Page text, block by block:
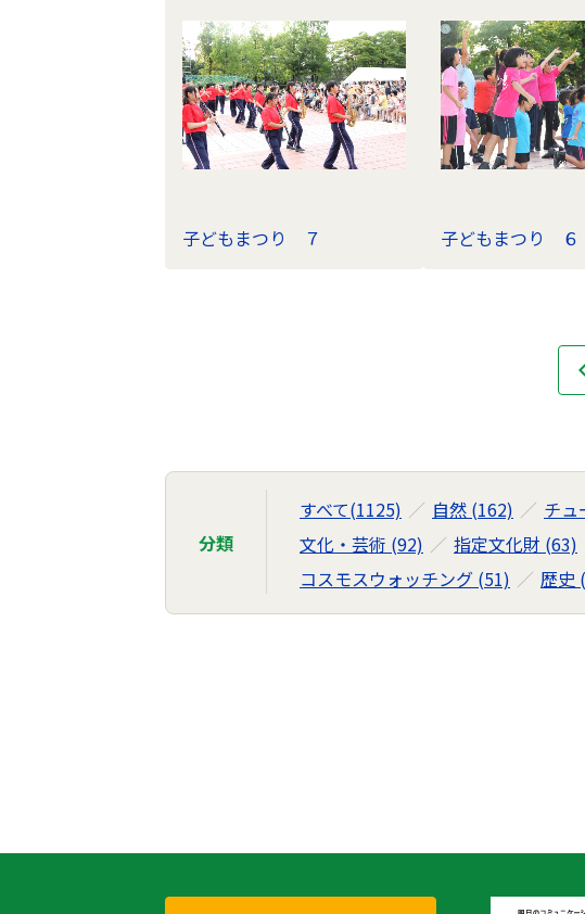
子どもまつり ７ 子どもまつり ６
イ
ナ
分類
すべて(1125) 自然 (162) チュ
文化・芸術 (92)
指定文化財 (63)
コスモスウォッチング (51)
歴史